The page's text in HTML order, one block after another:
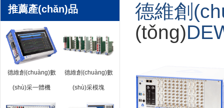
推薦產(chǎn)品
德維創(chuàng)數
(shù)采一體機
德維創(chuàng)數
(shù)采模塊
德維創
(tǒng)